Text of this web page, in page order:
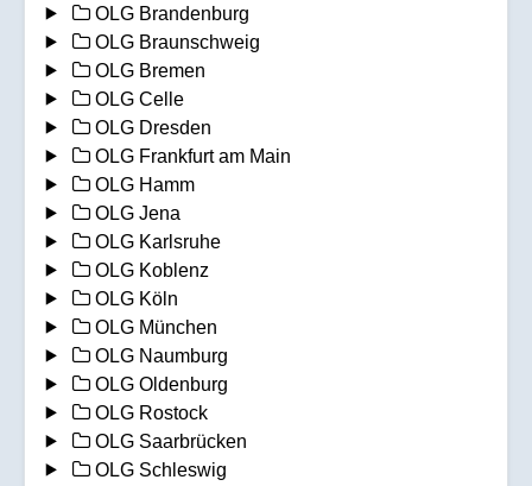
OLG Brandenburg
OLG Braunschweig
OLG Bremen
OLG Celle
OLG Dresden
OLG Frankfurt am Main
OLG Hamm
OLG Jena
OLG Karlsruhe
OLG Koblenz
OLG Köln
OLG München
OLG Naumburg
OLG Oldenburg
OLG Rostock
OLG Saarbrücken
OLG Schleswig